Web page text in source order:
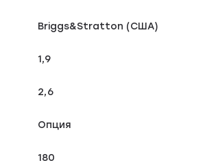
Briggs&Stratton (США)
1,9
2,6
Опция
180